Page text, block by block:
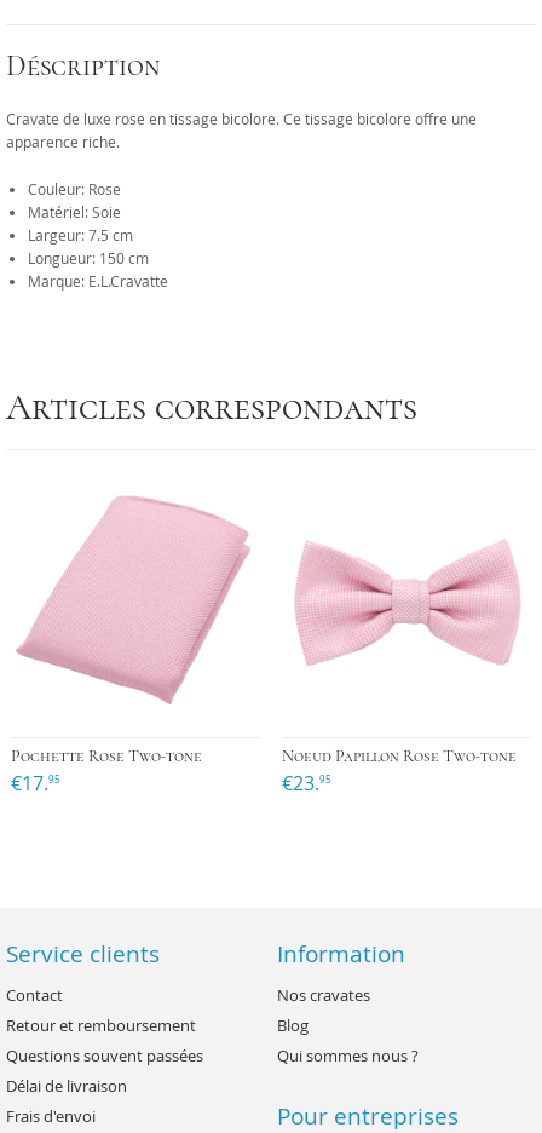
Déscription
Cravate de luxe rose en tissage bicolore. Ce tissage bicolore offre une
apparence riche.
Couleur: Rose
Matériel: Soie
Largeur: 7.5 cm
Longueur: 150 cm
Marque: E.L.Cravatte
Articles correspondants
Pochette Rose Two-tone
€17.95
Noeud Papillon Rose Two-tone
€23.95
Service clients
Contact
Retour et remboursement
Questions souvent passées
Délai de livraison
Frais d'envoi
Information
Nos cravates
Blog
Qui sommes nous ?
Pour entreprises